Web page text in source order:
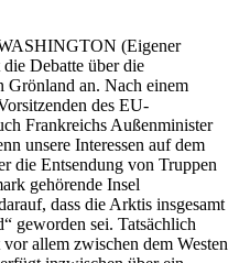
(Eigener
Debatte über die
Grönland an. Nach einem
des EU-
Frankreichs Außenminister
unsere Interessen auf dem
die Entsendung von Truppen
gehörende Insel
dass die Arktis insgesamt
geworden sei. Tatsächlich
allem zwischen dem Westen